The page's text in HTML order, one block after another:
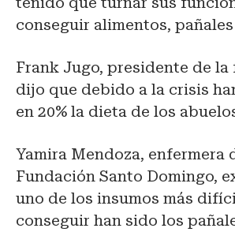
conseguir alimentos,
Frank Jugo, presidente de la
dijo que debido a la crisis
en 20% la dieta de los
Yamira Mendoza, enfermera
Fundación Santo Domingo,
uno de los insumos más
conseguir han sido los